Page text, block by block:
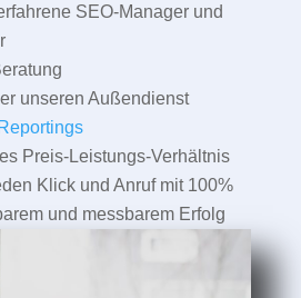
SEO-Manager und
unseren Außendienst
Preis-Leistungs-Verhältnis
Klick und Anruf mit 100%
und messbarem Erfolg